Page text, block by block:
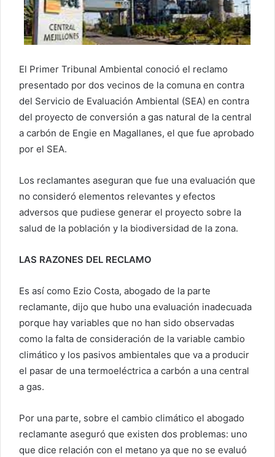
El Primer Tribunal Ambiental conoció el reclamo
presentado por dos vecinos de la comuna en contra
del Servicio de Evaluación Ambiental (SEA) en contra
del proyecto de conversión a gas natural de la central
a carbón de Engie en Magallanes, el que fue aprobado
por el SEA.
Los reclamantes aseguran que fue una evaluación que
no consideró elementos relevantes y efectos
adversos que pudiese generar el proyecto sobre la
salud de la población y la biodiversidad de la zona.
LAS RAZONES DEL RECLAMO
Es así como Ezio Costa, abogado de la parte
reclamante, dijo que hubo una evaluación inadecuada
porque hay variables que no han sido observadas
como la falta de consideración de la variable cambio
climático y los pasivos ambientales que va a producir
el pasar de una termoeléctrica a carbón a una central
a gas.
Por una parte, sobre el cambio climático el abogado
reclamante aseguró que existen dos problemas: uno
que dice relación con el metano ya que no se evaluó